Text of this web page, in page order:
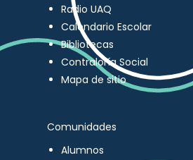
Radio UAQ
Calendario Escolar
Bibliotecas
Contraloría Social
Mapa de sitio
Comunidades
Alumnos